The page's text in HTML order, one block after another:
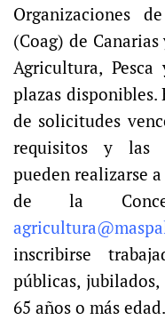
Organizaciones
(Coag) de
Agricultura,
plazas
de solicitudes
requisitos y las
pueden realizarse
de la
inscribirse
públicas,
65 años o más edad.